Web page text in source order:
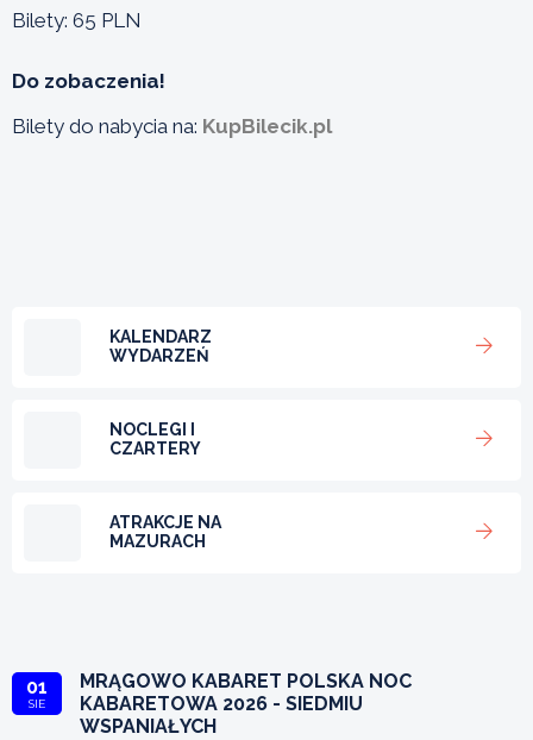
Bilety: 65 PLN
Do zobaczenia!
Bilety do nabycia na: KupBilecik.pl
KALENDARZ
WYDARZEŃ
NOCLEGI I
CZARTERY
ATRAKCJE NA
MAZURACH
01
SIE
MRĄGOWO KABARET POLSKA NOC
KABARETOWA 2026 - SIEDMIU
WSPANIAŁYCH